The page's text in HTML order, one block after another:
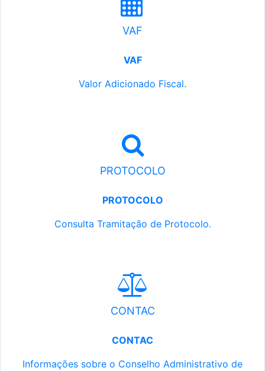
VAF
VAF
Valor Adicionado Fiscal.
PROTOCOLO
PROTOCOLO
Consulta Tramitação de Protocolo.
CONTAC
CONTAC
Informações sobre o Conselho Administrativo de